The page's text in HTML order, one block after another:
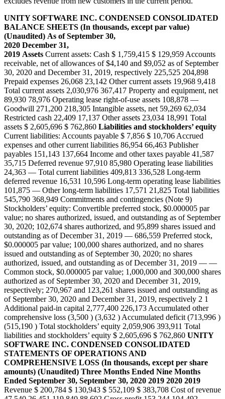
UNITY SOFTWARE INC. CONDENSED CONSOLIDATED
BALANCE SHEETS (In thousands, except par value)
(Unaudited) As of September 30,
2020 December 31,
2019 Assets Current assets: Cash $ 1,759,415 $ 129,959 Accounts
receivable, net of allowances of $4,140 and $9,052 as of September
30, 2020 and December 31, 2019, respectively 225,525 204,898
Prepaid expenses 26,068 23,142 Other current assets 19,968 9,418
Total current assets 2,030,976 367,417 Property and equipment, net
89,930 78,976 Operating lease right‑of‑use assets 108,878 —
Goodwill 271,200 218,305 Intangible assets, net 59,269 62,034
Restricted cash 22,409 17,137 Other assets 23,034 18,991 Total
assets $ 2,605,696 $ 762,860 Liabilities and stockholders’ equity
Current liabilities: Accounts payable $ 7,856 $ 10,706 Accrued
expenses and other current liabilities 86,954 66,463 Publisher
payables 151,143 137,664 Income and other taxes payable 41,587
35,715 Deferred revenue 97,910 85,980 Operating lease liabilities
24,363 — Total current liabilities 409,813 336,528 Long-term
deferred revenue 16,531 10,596 Long-term operating lease liabilities
101,875 — Other long-term liabilities 17,571 21,825 Total liabilities
545,790 368,949 Commitments and contingencies (Note 9)
Stockholders’ equity: Convertible preferred stock, $0.000005 par
value; no shares authorized, issued, and outstanding as of September
30, 2020; 102,674 shares authorized, and 95,899 shares issued and
outstanding as of December 31, 2019 — 686,559 Preferred stock,
$0.000005 par value; 100,000 shares authorized, and no shares
issued and outstanding as of September 30, 2020; no shares
authorized, issued, and outstanding as of December 31, 2019 — —
Common stock, $0.000005 par value; 1,000,000 and 300,000 shares
authorized as of September 30, 2020 and December 31, 2019,
respectively; 270,967 and 123,261 shares issued and outstanding as
of September 30, 2020 and December 31, 2019, respectively 2 1
Additional paid-in capital 2,777,400 226,173 Accumulated other
comprehensive loss (3,500 ) (3,632 ) Accumulated deficit (713,996 )
(515,190 ) Total stockholders’ equity 2,059,906 393,911 Total
liabilities and stockholders’ equity $ 2,605,696 $ 762,860 UNITY
SOFTWARE INC. CONDENSED CONSOLIDATED
STATEMENTS OF OPERATIONS AND
COMPREHENSIVE LOSS (In thousands, except per share
amounts) (Unaudited) Three Months Ended Nine Months
Ended September 30, September 30, 2020 2019 2020 2019
Revenue $ 200,784 $ 130,943 $ 552,109 $ 383,708 Cost of revenue